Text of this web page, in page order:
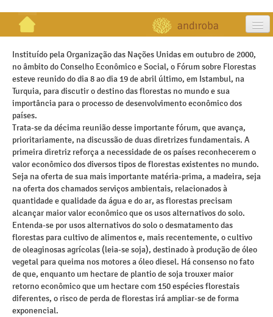
artigos
projetos
publicações
galeria
contato
Instituído pela Organização das Nações Unidas em outubro de 2000,
no âmbito do Conselho Econômico e Social, o Fórum sobre Florestas
esteve reunido do dia 8 ao dia 19 de abril último, em Istambul, na
Turquia, para discutir o destino das florestas no mundo e sua
importância para o processo de desenvolvimento econômico dos
países.
Trata-se da décima reunião desse importante fórum, que avança,
prioritariamente, na discussão de duas diretrizes fundamentais. A
primeira diretriz reforça a necessidade de os países reconhecerem o
valor econômico dos diversos tipos de florestas existentes no mundo.
Seja na oferta de sua mais importante matéria-prima, a madeira, seja
na oferta dos chamados serviços ambientais, relacionados à
quantidade e qualidade da água e do ar, as florestas precisam
alcançar maior valor econômico que os usos alternativos do solo.
Entenda-se por usos alternativos do solo o desmatamento das
florestas para cultivo de alimentos e, mais recentemente, o cultivo
de oleaginosas agrícolas (leia-se soja), destinado à produção de óleo
vegetal para queima nos motores a óleo diesel. Há consenso no fato
de que, enquanto um hectare de plantio de soja trouxer maior
retorno econômico que um hectare com 150 espécies florestais
diferentes, o risco de perda de florestas irá ampliar-se de forma
exponencial.